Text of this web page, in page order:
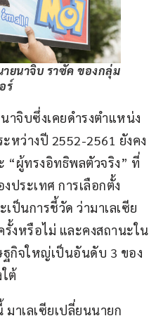
ยนาจิบ ราซัค ของกลุ่ม
ร์
าจิบซึ่งเคยดำรงตำแหน่ง
หว่างปี 2552-2561 ยังคง
ผู้ทรงอิทธิพลตัวจริง” ที่
ประเทศ การเลือกตั้ง
ป็นการชี้วัด ว่ามาเลเซีย
งหรือไม่ และคงสถานะใน
กิจใหญ่เป็นอันดับ 3 ของ
ต้
าเลเซียเปลี่ยนนายก